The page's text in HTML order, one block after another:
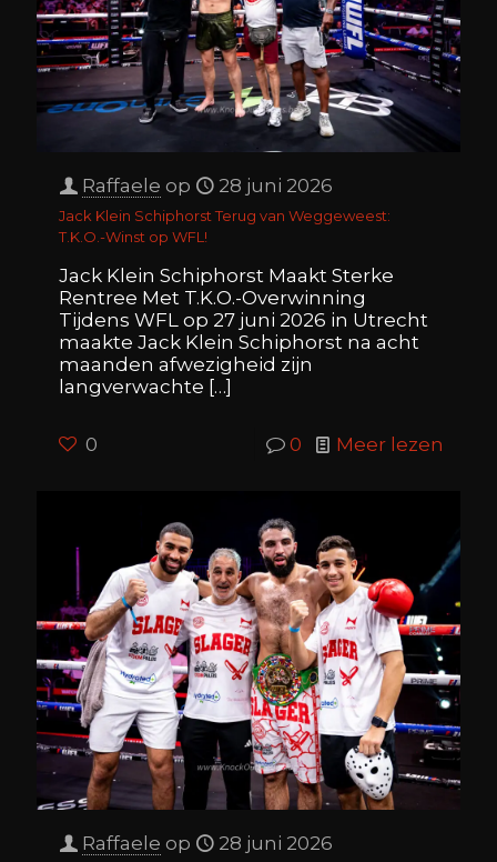
Raffaele op 28 juni 2026
Jack Klein Schiphorst Terug van Weggeweest:
T.K.O.-Winst op WFL!
Jack Klein Schiphorst Maakt Sterke
Rentree Met T.K.O.-Overwinning
Tijdens WFL op 27 juni 2026 in Utrecht
maakte Jack Klein Schiphorst na acht
maanden afwezigheid zijn
langverwachte […]
0 0 Meer lezen
Raffaele op 28 juni 2026